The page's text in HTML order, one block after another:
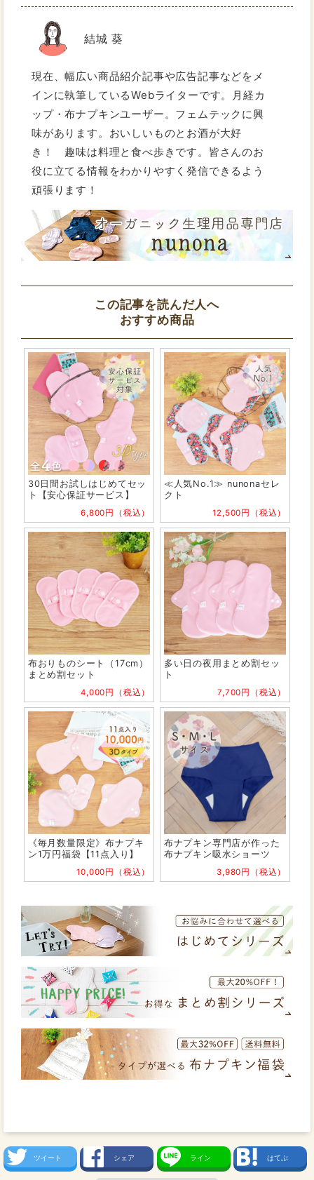
結城 葵
現在、幅広い商品紹介記事や広告記事などをメ
インに執筆しているWebライターです。月経カ
ップ・布ナプキンユーザー。フェムテックに興
味があります。おいしいものとお酒が大好
き！ 趣味は料理と食べ歩きです。皆さんのお
役に立てる情報をわかりやすく発信できるよう
頑張ります！
この記事を読んだ人へ
おすすめ商品
30日間お試しはじめてセッ
ト【安心保証サービス】
6,800円（税込）
≪人気No.1≫ nunonaセレ
クト
12,500円（税込）
布おりものシート（17cm）
まとめ割セット
4,000円（税込）
多い日の夜用まとめ割セッ
ト
7,700円（税込）
《毎月数量限定》布ナプキ
ン1万円福袋【11点入り】
10,000円（税込）
布ナプキン専門店が作った
布ナプキン吸水ショーツ
3,980円（税込）
ツイート シェア ライン はてぶ